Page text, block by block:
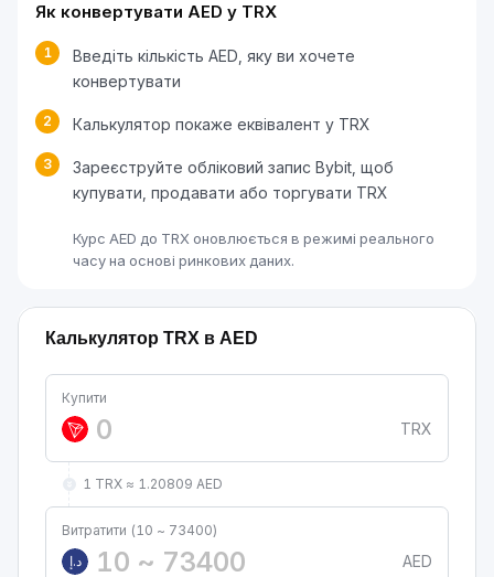
Як конвертувати AED у TRX
1
Введіть кількість AED, яку ви хочете
конвертувати
2 Калькулятор покаже еквівалент у TRX
3
Зареєструйте обліковий запис Bybit, щоб
купувати, продавати або торгувати TRX
Курс AED до TRX оновлюється в режимі реального
часу на основі ринкових даних.
Калькулятор TRX в AED
Купити
TRX
1 TRX ≈ 1.20809 AED
Витратити (10 ~ 73400)
د.إ
AED